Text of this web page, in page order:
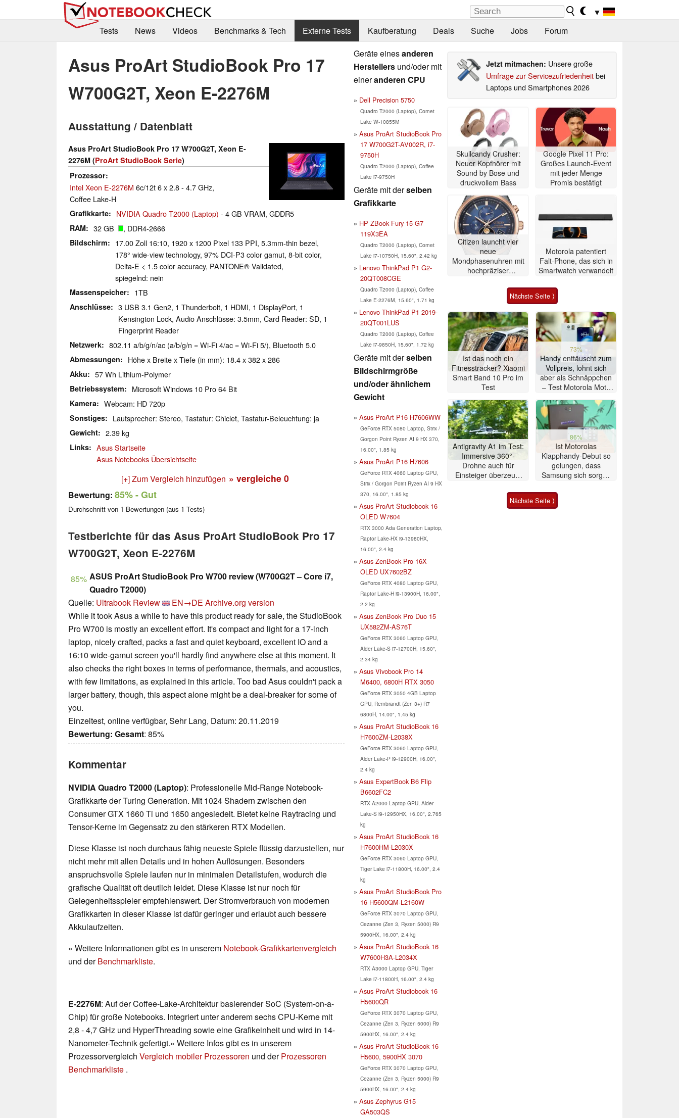
▼
Tests
News Videos Benchmarks & Tech Externe Tests Kaufberatung Deals Suche Jobs Forum
Asus ProArt StudioBook Pro 17
W700G2T, Xeon E-2276M
Ausstattung / Datenblatt
Asus ProArt StudioBook Pro 17 W700G2T, Xeon E-
2276M (ProArt StudioBook Serie)
Prozessor
Intel Xeon E-2276M 6c/12t 6 x 2.8 - 4.7 GHz,
Coffee Lake-H
Grafikkarte NVIDIA Quadro T2000 (Laptop) - 4 GB VRAM, GDDR5
RAM 32 GB , DDR4-2666
Bildschirm
17.00 Zoll 16:10, 1920 x 1200 Pixel 133 PPI, 5.3mm-thin bezel,
178° wide-view technology, 97% DCI-P3 color gamut, 8-bit color,
Delta-E < 1.5 color accuracy, PANTONE® Validated,
spiegelnd: nein
Massenspeicher 1TB
Anschlüsse
3 USB 3.1 Gen2, 1 Thunderbolt, 1 HDMI, 1 DisplayPort, 1
Kensington Lock, Audio Anschlüsse: 3.5mm, Card Reader: SD, 1
Fingerprint Reader
Netzwerk 802.11 a/b/g/n/ac (a/b/g/n = Wi-Fi 4/ac = Wi-Fi 5/), Bluetooth 5.0
Abmessungen Höhe x Breite x Tiefe (in mm): 18.4 x 382 x 286
Akku 57 Wh Lithium-Polymer
Betriebssystem Microsoft Windows 10 Pro 64 Bit
Kamera Webcam: HD 720p
Sonstiges Lautsprecher: Stereo, Tastatur: Chiclet, Tastatur-Beleuchtung: ja
Gewicht 2.39 kg
Links
Asus Startseite
Asus Notebooks Übersichtseite
[+] Zum Vergleich hinzufügen » vergleiche 0
Bewertung: 85%- Gut
Durchschnitt von 1 Bewertungen (aus 1 Tests)
Testberichte für das Asus ProArt StudioBook Pro 17
W700G2T, Xeon E-2276M
85% ASUS ProArt StudioBook Pro W700 review (W700G2T – Core i7,
Quadro T2000)
Quelle: Ultrabook Review EN→DE Archive.org version
While it took Asus a while to have this product ready for sale, the StudioBook
Pro W700 is mostly an excellent effort. It's compact and light for a 17-inch
laptop, nicely crafted, packs a fast and quiet keyboard, excellent IO and a
16:10 wide-gamut screen you'll hardly find anywhere else at this moment. It
also checks the right boxes in terms of performance, thermals, and acoustics,
with few limitations, as explained in this article. Too bad Asus couldn't pack a
larger battery, though, this aspect alone might be a deal-breaker for some of
you.
Einzeltest, online verfügbar, Sehr Lang, Datum: 20.11.2019
Bewertung: Gesamt: 85%
Kommentar
NVIDIA Quadro T2000 (Laptop): Professionelle Mid-Range Notebook-
Grafikkarte der Turing Generation. Mit 1024 Shadern zwischen den
Consumer GTX 1660 Ti und 1650 angesiedelt. Bietet keine Raytracing und
Tensor-Kerne im Gegensatz zu den stärkeren RTX Modellen.
Diese Klasse ist noch durchaus fähig neueste Spiele flüssig darzustellen, nur
nicht mehr mit allen Details und in hohen Auflösungen. Besonders
anspruchsvolle Spiele laufen nur in minimalen Detailstufen, wodurch die
grafische Qualität oft deutlich leidet. Diese Klasse ist nur noch für
Gelegenheitsspieler empfehlenswert. Der Stromverbrauch von modernen
Grafikkarten in dieser Klasse ist dafür geringer und erlaubt auch bessere
Akkulaufzeiten.
» Weitere Informationen gibt es in unserem Notebook-Grafikkartenvergleich
und derBenchmarkliste.
E-2276M: Auf der Coffee-Lake-Architektur basierender SoC (System-on-a-
Chip) für große Notebooks. Integriert unter anderem sechs CPU-Kerne mit
2,8 - 4,7 GHz und HyperThreading sowie eine Grafikeinheit und wird in 14-
Nanometer-Technik gefertigt.» Weitere Infos gibt es in unserem
Prozessorvergleich Vergleich mobiler Prozessoren und derProzessoren
Benchmarkliste .
Geräte einesanderen
Herstellers und/oder mit
eineranderen CPU
Dell Precision 5750
Quadro T2000 (Laptop), Comet
Lake W-10855M
Asus ProArt StudioBook Pro
17 W700G2T-AV002R, i7-
9750H
Quadro T2000 (Laptop), Coffee
Lake i7-9750H
Geräte mit derselben
Grafikkarte
HP ZBook Fury 15 G7
119X3EA
Quadro T2000 (Laptop), Comet
Lake i7-10750H, 15.60", 2.42 kg
Lenovo ThinkPad P1 G2-
20QT008CGE
Quadro T2000 (Laptop), Coffee
Lake E-2276M, 15.60", 1.71 kg
Lenovo ThinkPad P1 2019-
20QT001LUS
Quadro T2000 (Laptop), Coffee
Lake i7-9850H, 15.60", 1.72 kg
Geräte mit derselben
Bildschirmgröße
und/oder ähnlichem
Gewicht
Asus ProArt P16 H7606WW
GeForce RTX 5080 Laptop, Strix /
Gorgon Point Ryzen AI 9 HX 370,
16.00", 1.85 kg
Asus ProArt P16 H7606
GeForce RTX 4060 Laptop GPU,
Strix / Gorgon Point Ryzen AI 9 HX
370, 16.00", 1.85 kg
Asus ProArt Studiobook 16
OLED W7604
RTX 3000 Ada Generation Laptop,
Raptor Lake-HX i9-13980HX,
16.00", 2.4 kg
Asus ZenBook Pro 16X
OLED UX7602BZ
GeForce RTX 4080 Laptop GPU,
Raptor Lake-H i9-13900H, 16.00",
2.2 kg
Asus ZenBook Pro Duo 15
UX582ZM-AS76T
GeForce RTX 3060 Laptop GPU,
Alder Lake-S i7-12700H, 15.60",
2.34 kg
Asus Vivobook Pro 14
M6400, 6800H RTX 3050
GeForce RTX 3050 4GB Laptop
GPU, Rembrandt (Zen 3+) R7
6800H, 14.00", 1.45 kg
Asus ProArt StudioBook 16
H7600ZM-L2038X
GeForce RTX 3060 Laptop GPU,
Alder Lake-P i9-12900H, 16.00",
2.4 kg
Asus ExpertBook B6 Flip
B6602FC2
RTX A2000 Laptop GPU, Alder
Lake-S i9-12950HX, 16.00", 2.765
kg
Asus ProArt StudioBook 16
H7600HM-L2030X
GeForce RTX 3060 Laptop GPU,
Tiger Lake i7-11800H, 16.00", 2.4
kg
Asus ProArt StudioBook Pro
16 H5600QM-L2160W
GeForce RTX 3070 Laptop GPU,
Cezanne (Zen 3, Ryzen 5000) R9
5900HX, 16.00", 2.4 kg
Asus ProArt StudioBook 16
W7600H3A-L2034X
RTX A3000 Laptop GPU, Tiger
Lake i7-11800H, 16.00", 2.4 kg
Asus ProArt Studiobook 16
H5600QR
GeForce RTX 3070 Laptop GPU,
Cezanne (Zen 3, Ryzen 5000) R9
5900HX, 16.00", 2.4 kg
Asus ProArt StudioBook 16
H5600, 5900HX 3070
GeForce RTX 3070 Laptop GPU,
Cezanne (Zen 3, Ryzen 5000) R9
5900HX, 16.00", 2.4 kg
Asus Zephyrus G15
GA503QS
Jetzt mitmachen: Unsere große
Umfrage zur Servicezufriedenheitbei
Laptops und Smartphones 2026
Skullcandy Crusher:
Neuer Kopfhörer mit
Sound by Bose und
druckvollem Bass
Google Pixel 11 Pro:
Großes Launch-Event
mit jeder Menge
Promis bestätigt
Citizen launcht vier
neue
Mondphasenuhren mit
hochpräziser
Motorola patentiert
Falt-Phone, das sich in
Smartwatch verwandelt
Nächste Seite ⟩
Ist das noch ein
Fitnesstracker? Xiaomi
Smart Band 10 Pro im
Test
73%
Handy enttäuscht zum
Vollpreis, lohnt sich
aber als Schnäppchen
– Test Motorola Moto
Antigravity A1 im Test:
Immersive 360°-
Drohne auch für
Einsteiger überzeugt
86%
Ist Motorolas
Klapphandy-Debut so
gelungen, dass
Samsung sich sorgen
Smartphone im Test
Nächste Seite ⟩